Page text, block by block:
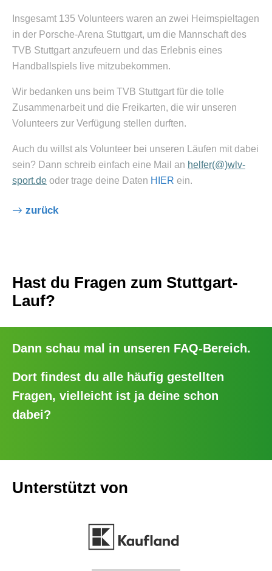
Insgesamt 135 Volunteers waren an zwei Heimspieltagen
in der Porsche-Arena Stuttgart, um die Mannschaft des
TVB Stuttgart anzufeuern und das Erlebnis eines
Handballspiels live mitzubekommen.
Wir bedanken uns beim TVB Stuttgart für die tolle
Zusammenarbeit und die Freikarten, die wir unseren
Volunteers zur Verfügung stellen durften.
Auch du willst als Volunteer bei unseren Läufen mit dabei
sein? Dann schreib einfach eine Mail an helfer(@)wlv-
sport.de oder trage deine Daten HIER ein.
zurück
Hast du Fragen zum Stuttgart-
Lauf?
Dann schau mal in unseren FAQ-Bereich.
Dort findest du alle häufig gestellten
Fragen, vielleicht ist ja deine schon
dabei?
Unterstützt von